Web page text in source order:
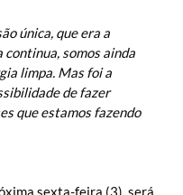
única, que era a
continua, somos ainda
limpa. Mas foi a
de fazer
que estamos fazendo
sexta-feira (3), será